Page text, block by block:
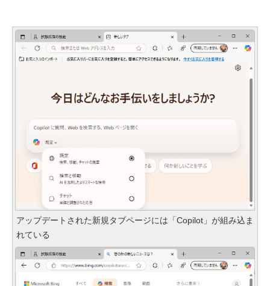
アップデートされた新規タブページには「Copilot」が組み込ま
れている